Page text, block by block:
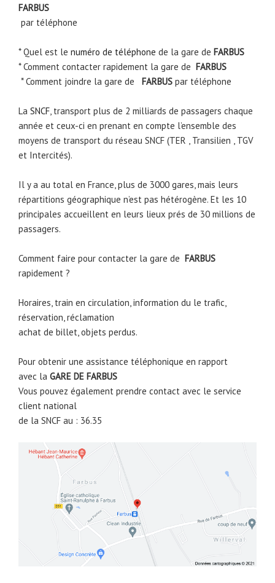
FARBUS
par téléphone
* Quel est le numéro de téléphone de la gare de FARBUS
* Comment contacter rapidement la gare de FARBUS
* Comment joindre la gare de
FARBUS par téléphone
La SNCF, transport plus de 2 milliards de passagers chaque
année et ceux-ci en prenant en compte l’ensemble des
moyens de transport du réseau SNCF (TER , Transilien , TGV
et Intercités).
Il y a au total en France, plus de 3000 gares, mais leurs
répartitions géographique n’est pas hétérogène. Et les 10
principales accueillent en leurs lieux prés de 30 millions de
passagers.
Comment faire pour contacter la gare de FARBUS
rapidement ?
Horaires, train en circulation, information du le trafic,
réservation, réclamation
achat de billet, objets perdus.
Pour obtenir une assistance téléphonique en rapport
avec la GARE DE FARBUS
Vous pouvez également prendre contact avec le service
client national
de la SNCF au : 36.35